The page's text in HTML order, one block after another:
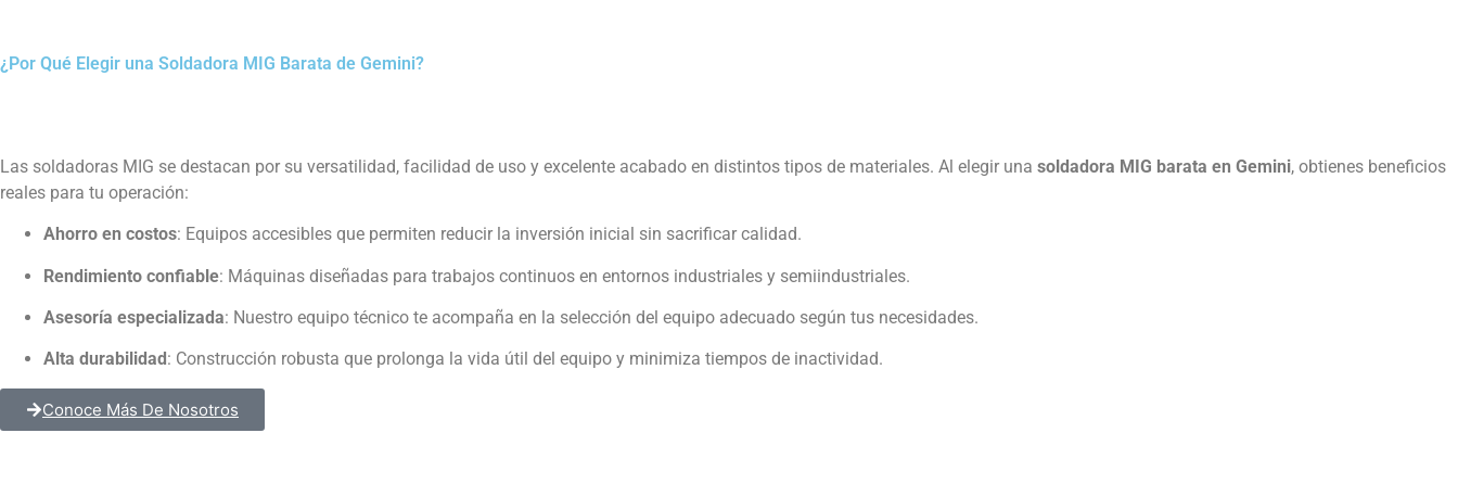
¿Por Qué Elegir una Soldadora MIG Barata de Gemini?
Las soldadoras MIG se destacan por su versatilidad, facilidad de uso y excelente acabado en distintos tipos de materiales. Al elegir una soldadora MIG barata en Gemini, obtienes beneficios
reales para tu operación:
Ahorro en costos: Equipos accesibles que permiten reducir la inversión inicial sin sacrificar calidad.
Rendimiento confiable: Máquinas diseñadas para trabajos continuos en entornos industriales y semiindustriales.
Asesoría especializada: Nuestro equipo técnico te acompaña en la selección del equipo adecuado según tus necesidades.
Alta durabilidad : Construcción robusta que prolonga la vida útil del equipo y minimiza tiempos de inactividad.
Conoce Más De Nosotros